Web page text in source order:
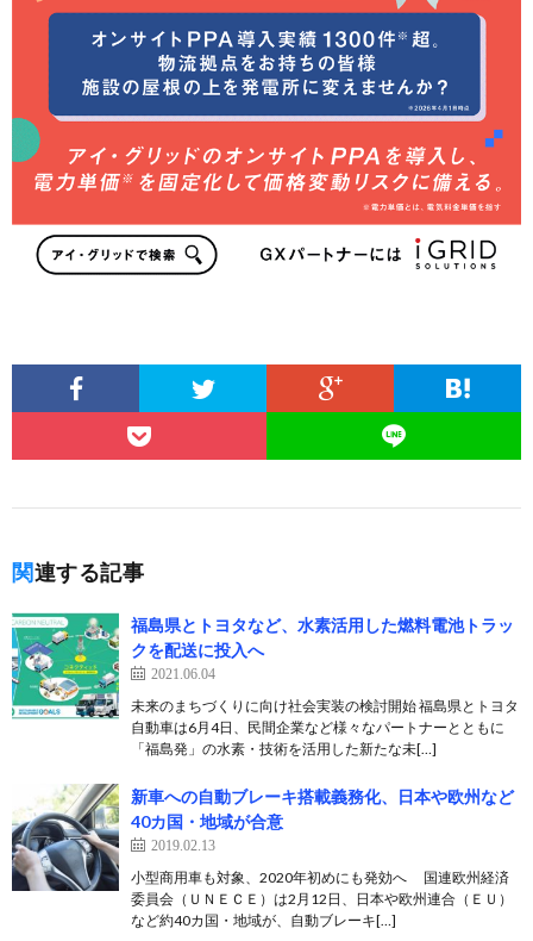
関連する記事
福島県とトヨタなど、水素活用した燃料電池トラッ
クを配送に投入へ
2021.06.04
未来のまちづくりに向け社会実装の検討開始 福島県とトヨタ
自動車は6月4日、民間企業など様々なパートナーとともに
「福島発」の水素・技術を活用した新たな未[…]
新車への自動ブレーキ搭載義務化、日本や欧州など
40カ国・地域が合意
2019.02.13
小型商用車も対象、2020年初めにも発効へ 国連欧州経済
委員会（ＵＮＥＣＥ）は2月12日、日本や欧州連合（ＥＵ）
など約40カ国・地域が、自動ブレーキ[…]